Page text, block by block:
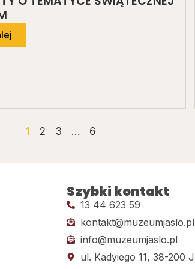
1 2 3 … 6
Szybki kontakt
13 44 623 59
kontakt@muzeumjaslo.pl
info@muzeumjaslo.pl
ul. Kadyiego 11, 38-200